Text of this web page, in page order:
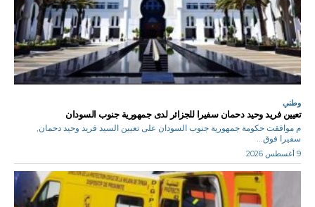
وطني
تعيين فريد وحيد دحمان سفيرا للجزائر لدى جمهورية جنوب السودان
م موافقت حكومة جمهورية جنوب السودان على تعيين السيد فريد وحيد دحمان,
سفيرا فوق...
9 أغسطس 2026